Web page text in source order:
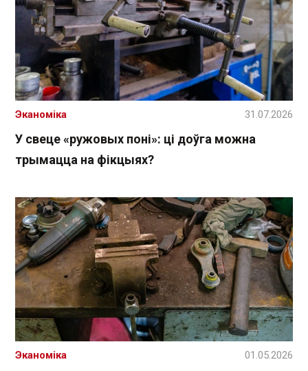
У свеце «ружовых поні»: ці доўга можна
трымацца на фікцыях?
Эканоміка 31.07.2026
Эканоміка 01.05.2026